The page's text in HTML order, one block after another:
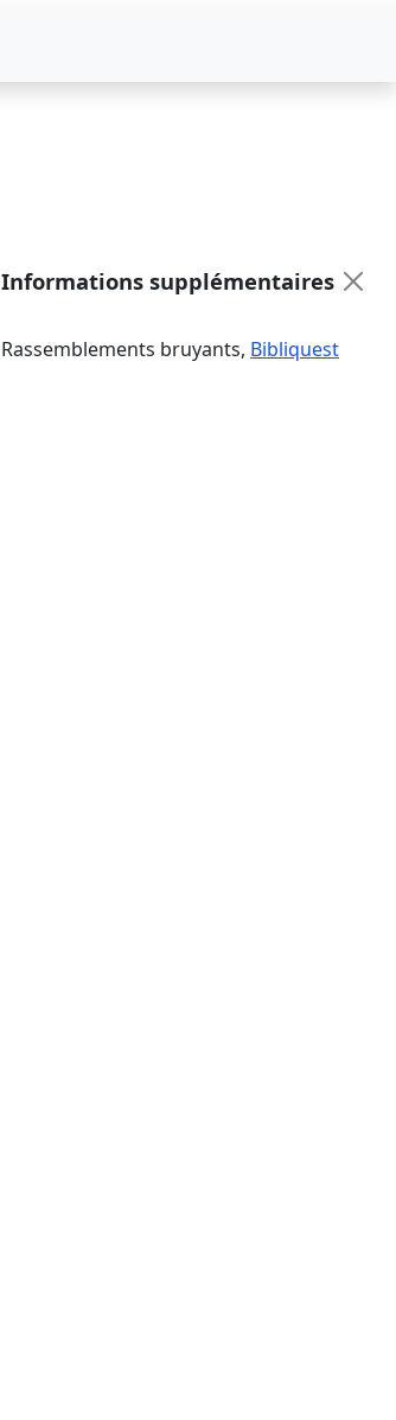
Informations supplémentaires
Rassemblements bruyants, Bibliquest